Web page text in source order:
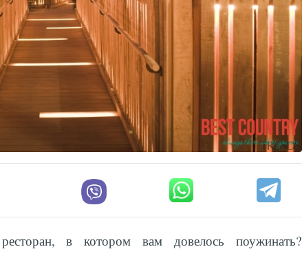
в котором вам довелось поужинать?